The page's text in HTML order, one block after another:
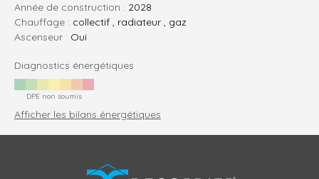
Année de construction : 2028
Chauffage : collectif , radiateur , gaz
Ascenseur : Oui
Diagnostics énergétiques
DPE non soumis
Afficher les bilans énergétiques